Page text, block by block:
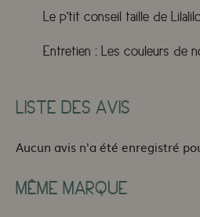
Le p'tit conseil taille de
Entretien : Les couleurs de
LISTE DES AVIS
Aucun avis n'a été enregistré
MÊME MARQUE